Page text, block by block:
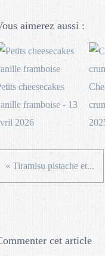
aimerez aussi :
cheesecakes
framboise - 13
2026
« Tiramisu pistache et...
cet article